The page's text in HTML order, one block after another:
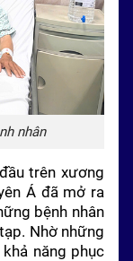
nhân
trên xương
Á đã mở ra
bệnh nhân
Nhờ những
năng phục